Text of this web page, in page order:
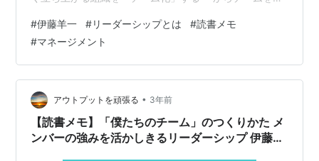
は、ディスカバリーチャンネルがYoutubeで後悔してい
る動画「覆面ビリオネア」だ。 もう一つは、既存組織に
所属しながら匿名的に横断してプロジェクトを組む 部署
横断だけでなく、会社同士のプロジェクトだと、そもそ
も共有している価値観が違うためさらにやっかいにな
る。 部署横断プロ…
#伊藤羊一 #リーダーシップとは #読書メモ
#マネージメント
アウトプットを頑張る • 3年前
【読書メモ】「僕たちのチーム」のつくりかた メ
ンバーの強みを活かしきるリーダーシップ 伊藤羊